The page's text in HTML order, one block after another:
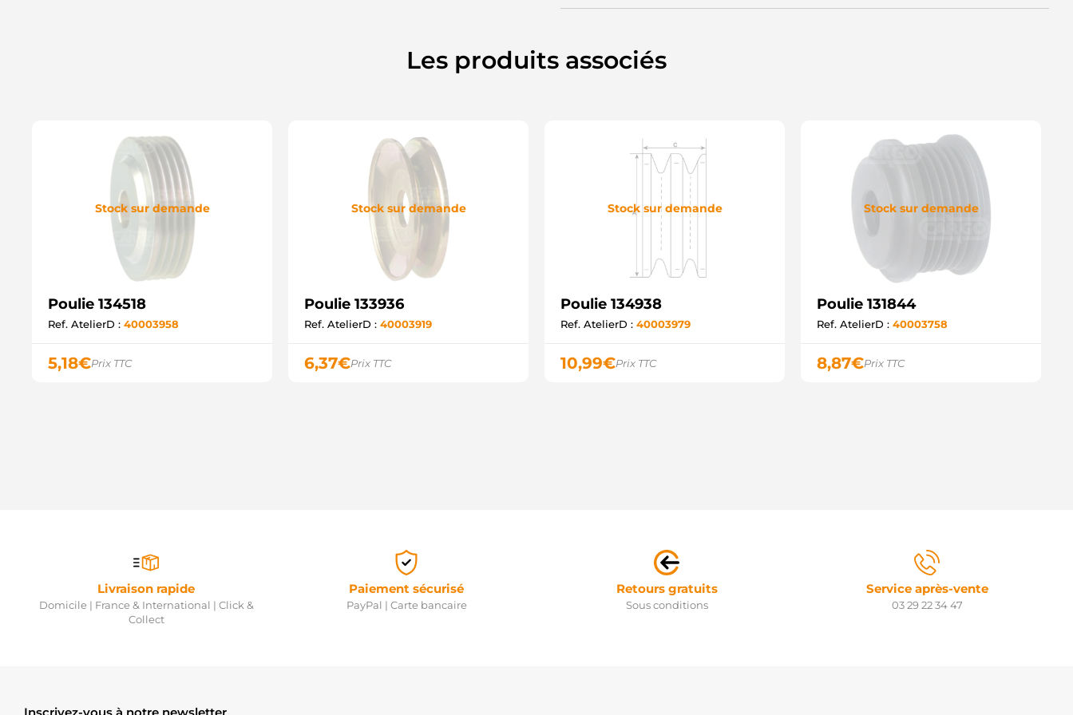
Les produits associés
Stock sur demande
Poulie 134518
Ref. AtelierD : 40003958
5,18€Prix TTC
Stock sur demande
Poulie 133936
Ref. AtelierD : 40003919
6,37€Prix TTC
Stock sur demande
Poulie 134938
Ref. AtelierD : 40003979
10,99€Prix TTC
Stock sur demande
Poulie 131844
Ref. AtelierD : 40003758
8,87€Prix TTC
Livraison rapide
Domicile | France & International | Click &
Collect
Paiement sécurisé
PayPal | Carte bancaire
Retours gratuits
Sous conditions
Service après-vente
03 29 22 34 47